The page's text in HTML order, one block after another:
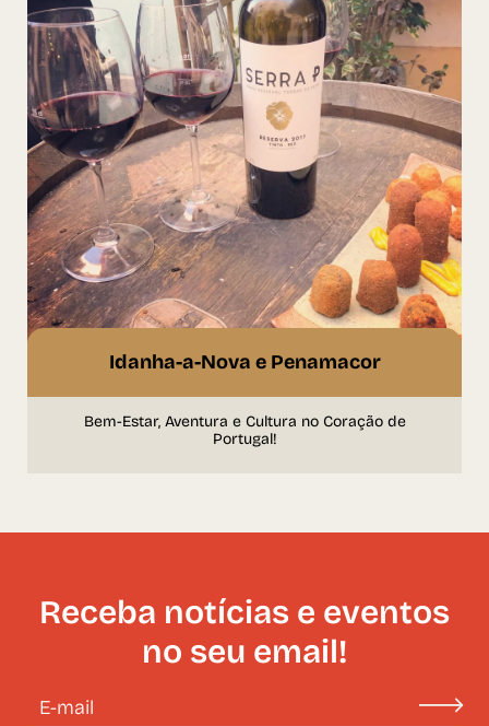
Idanha-a-Nova e Penamacor
Bem-Estar, Aventura e Cultura no Coração de
Portugal!
Receba notícias e eventos
no seu email!